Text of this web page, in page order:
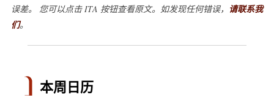
误差。 您可以点击 ITA 按钮查看原文。如发现任何错误， 请联系我
们。
本周日历